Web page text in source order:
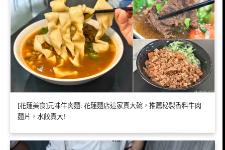
[花蓮美食]元味牛肉麵: 花蓮麵店這家真大碗，推薦秘製香料牛肉
麵片，水餃真大!